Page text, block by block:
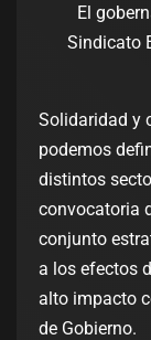
El
Sindicato
Solidaridad y
podemos
distintos
convocatoria
conjunto
a los efectos
alto impacto
de Gobierno.